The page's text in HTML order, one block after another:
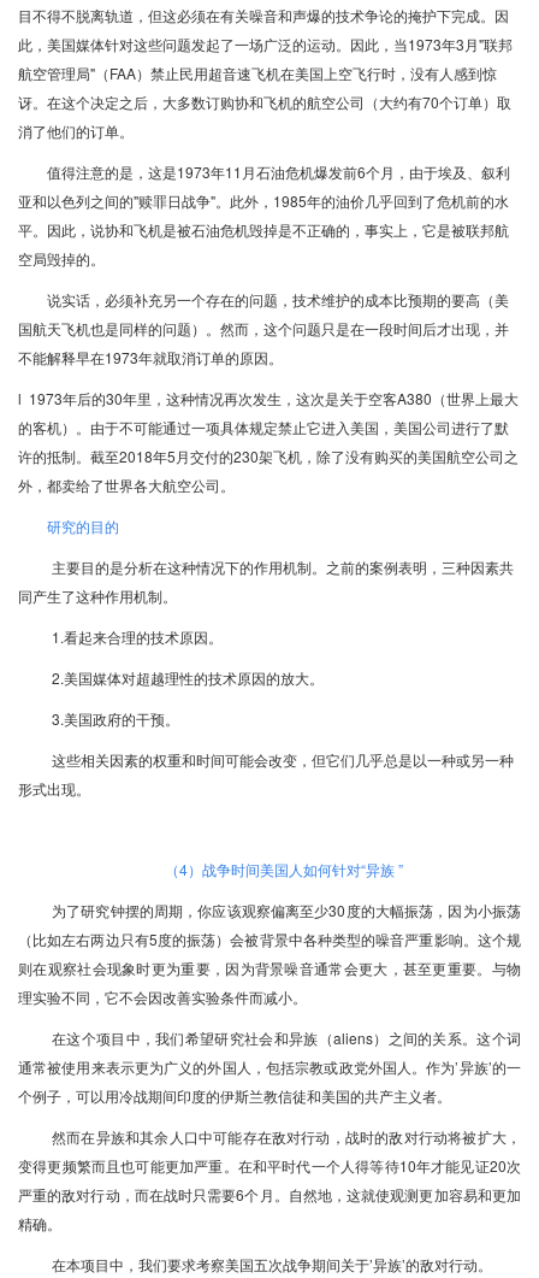
目不得不脱离轨道，但这必须在有关噪音和声爆的技术争论的掩护下完成。因
此，美国媒体针对这些问题发起了一场广泛的运动。因此，当1973年3月"联邦
航空管理局"（FAA）禁止民用超音速飞机在美国上空飞行时，没有人感到惊
讶。在这个决定之后，大多数订购协和飞机的航空公司（大约有70个订单）取
消了他们的订单。
值得注意的是，这是1973年11月石油危机爆发前6个月，由于埃及、叙利
亚和以色列之间的"赎罪日战争"。此外，1985年的油价几乎回到了危机前的水
平。因此，说协和飞机是被石油危机毁掉是不正确的，事实上，它是被联邦航
空局毁掉的。
说实话，必须补充另一个存在的问题，技术维护的成本比预期的要高（美
国航天飞机也是同样的问题）。然而，这个问题只是在一段时间后才出现，并
不能解释早在1973年就取消订单的原因。
l 1973年后的30年里，这种情况再次发生，这次是关于空客A380（世界上最大
的客机）。由于不可能通过一项具体规定禁止它进入美国，美国公司进行了默
许的抵制。截至2018年5月交付的230架飞机，除了没有购买的美国航空公司之
外，都卖给了世界各大航空公司。
研究的目的
主要目的是分析在这种情况下的作用机制。之前的案例表明，三种因素共
同产生了这种作用机制。
1.看起来合理的技术原因。
2.美国媒体对超越理性的技术原因的放大。
3.美国政府的干预。
这些相关因素的权重和时间可能会改变，但它们几乎总是以一种或另一种
形式出现。
（4）战争时间美国人如何针对“异族”
为了研究钟摆的周期，你应该观察偏离至少30度的大幅振荡，因为小振荡
（比如左右两边只有5度的振荡）会被背景中各种类型的噪音严重影响。这个规
则在观察社会现象时更为重要，因为背景噪音通常会更大，甚至更重要。与物
理实验不同，它不会因改善实验条件而减小。
在这个项目中，我们希望研究社会和异族（aliens）之间的关系。这个词
通常被使用来表示更为广义的外国人，包括宗教或政党外国人。作为’异族’的一
个例子，可以用冷战期间印度的伊斯兰教信徒和美国的共产主义者。
然而在异族和其余人口中可能存在敌对行动，战时的敌对行动将被扩大，
变得更频繁而且也可能更加严重。在和平时代一个人得等待10年才能见证20次
严重的敌对行动，而在战时只需要6个月。自然地，这就使观测更加容易和更加
精确。
在本项目中，我们要求考察美国五次战争期间关于’异族’的敌对行动。